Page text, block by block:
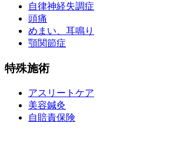
自律神経失調症
頭痛
めまい、耳鳴り
顎関節症
特殊施術
アスリートケア
美容鍼灸
自賠責保険